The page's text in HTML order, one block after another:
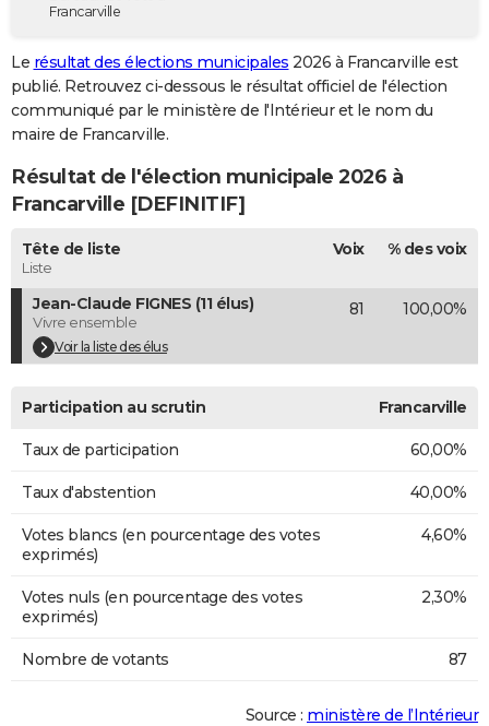
Destinations
City break
Voyage nature
Voyage de noces
Forum
GUIDES D'ACHAT
BONS PLANS
Carte de Noël
Carte Bonne année
Carte Saint-Valentin
Carte Pâques
Carte d'anniversaire
DICTIONNAIRE
Dictionnaire
Biographies
Citations
Expressions
Proverbes
PROGRAMME TV
COPAINS D'AVANT
S'inscrire
Se connecter
Lycées
Collèges
Primaires
Universités
Entreprises
Service militaire
Avis de recherche
AVIS DE DÉCÈS
Bricolage
Television
Francarville
Le résultat des élections municipales 2026 à Francarville est
publié. Retrouvez ci-dessous le résultat officiel de l'élection
communiqué par le ministère de l'Intérieur et le nom du
maire de Francarville.
Résultat de l'élection municipale 2026 à
Francarville [DEFINITIF]
Tête de liste
Liste
Voix % des voix
Jean-Claude FIGNES (11 élus)
Vivre ensemble
Voir la liste des élus
81 100,00%
Participation au scrutin Francarville
Taux de participation 60,00%
Taux d'abstention 40,00%
Votes blancs (en pourcentage des votes
exprimés)
4,60%
Votes nuls (en pourcentage des votes
exprimés)
2,30%
Nombre de votants 87
Source : ministère de l’Intérieur